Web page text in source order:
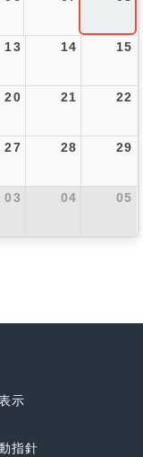
13 14 15
20 21 22
27 28 29
03 04 05
示
指針